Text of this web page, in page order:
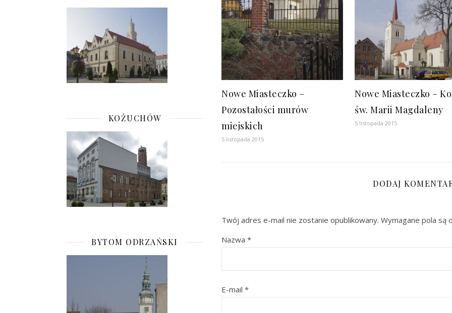
KOŻUCHÓW
BYTOM ODRZAŃSKI
Nowe Miasteczko –
Pozostałości murów
miejskich
5 listopada 2015
Nowe Miasteczko –
św. Marii Magdaleny
5 listopada 2015
DODAJ
Twój adres e-mail nie zostanie opublikowany. Wymagane pola są
Nazwa *
E-mail *